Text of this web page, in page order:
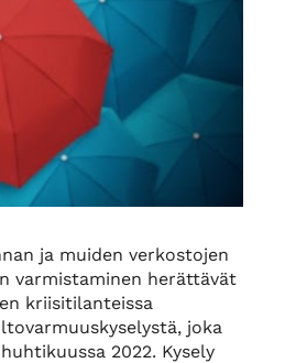
ja muiden verkostojen
varmistaminen herättävät
kriisitilanteissa
joka
2022. Kysely